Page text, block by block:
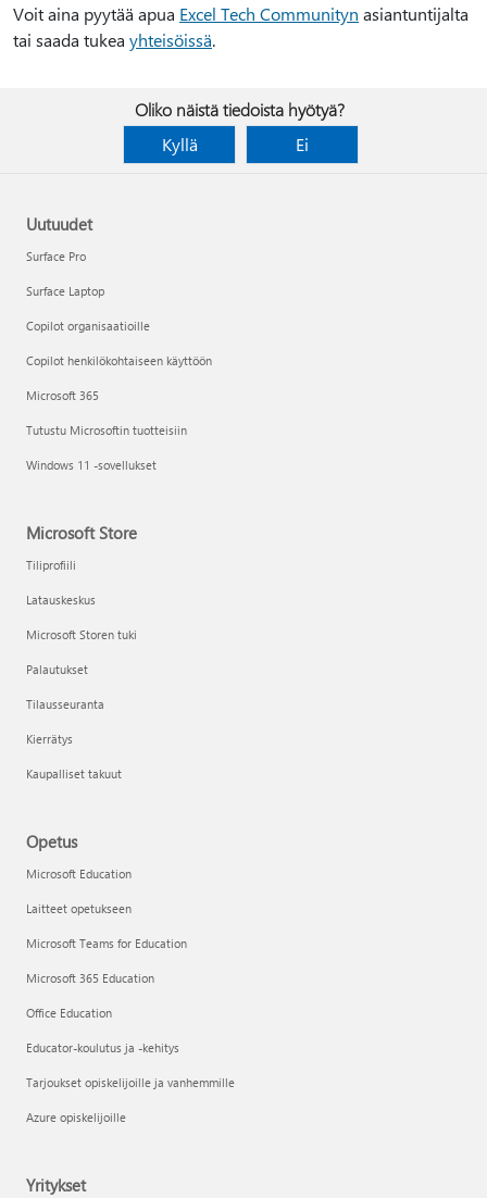
Voit aina pyytää apua Excel Tech Communityn asiantuntijalta
tai saada tukea yhteisöissä.
Oliko näistä tiedoista hyötyä?
Kyllä
Ei
Uutuudet
Surface Pro
Surface Laptop
Copilot organisaatioille
Copilot henkilökohtaiseen käyttöön
Microsoft 365
Tutustu Microsoftin tuotteisiin
Windows 11 -sovellukset
Microsoft Store
Tiliprofiili
Latauskeskus
Microsoft Storen tuki
Palautukset
Tilausseuranta
Kierrätys
Kaupalliset takuut
Opetus
Microsoft Education
Laitteet opetukseen
Microsoft Teams for Education
Microsoft 365 Education
Office Education
Educator-koulutus ja -kehitys
Tarjoukset opiskelijoille ja vanhemmille
Azure opiskelijoille
Yritykset